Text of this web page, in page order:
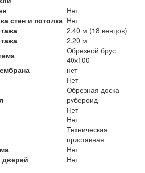
Нет
стен и потолка Нет
2.40 м (18 венцов)
2.20 м
Обрезной брус
40х100
нет
Нет
Обрезная доска
рубероид
Нет
Нет
Техническая
приставная
Нет
дверей
Нет